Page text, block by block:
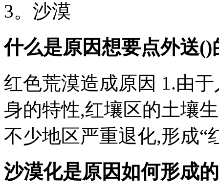
3。沙漠
什么是原因想要点外送()
红色荒漠造成原因 1.由
身的特性,红壤区的土壤
不少地区严重退化,形成“
沙漠化是原因如何形成